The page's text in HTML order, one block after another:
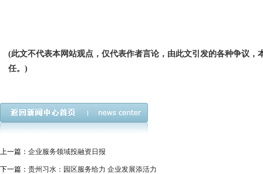
(此文不代表本网站观点，仅代表作者言论，由此文引发的各种争议，
任。)
上一篇： 企业服务领域投融资日报
下一篇： 贵州习水：园区服务给力 企业发展添活力